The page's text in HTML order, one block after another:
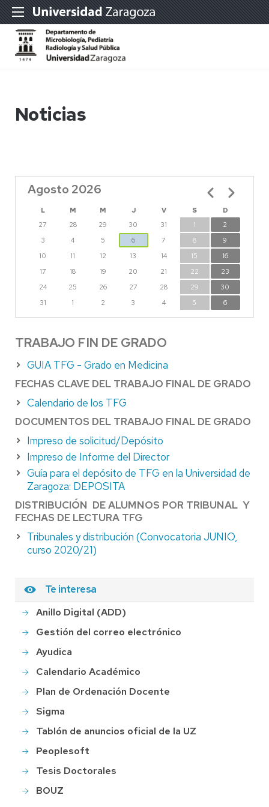
Noticias
Agosto 2026
L M M J V S
D
27
28 29 30 31 1
2
3
4 5 6 7 8
9
10
11 12 13 14 15
16
17
18 19 20 21 22
23
24
25 26 27 28 29
30
31
1 2 3 4 5 6
Paginación
TRABAJO FIN DE GRADO
GUIA TFG - Grado en Medicina
FECHAS CLAVE DEL TRABAJO FINAL DE GRADO
Calendario de los TFG
DOCUMENTOS DEL TRABAJO FINAL DE GRADO
Impreso de solicitud/Depósito
Impreso de Informe del Director
Guía para el depósito de TFG en la Universidad de
Zaragoza: DEPOSITA
DISTRIBUCIÓN DE ALUMNOS POR TRIBUNAL Y
FECHAS DE LECTURA TFG
Tribunales y distribución (Convocatoria JUNIO,
curso 2020/21)
Te interesa
Anillo Digital (ADD)
Gestión del correo electrónico
Ayudica
Calendario Académico
Plan de Ordenación Docente
Sigma
Tablón de anuncios oficial de la UZ
Peoplesoft
Tesis Doctorales
BOUZ